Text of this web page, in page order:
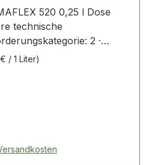
520 0,25 l Dose
technische
2 ·
· Gefahrenklasse: 3 ·
/ 1 Liter)